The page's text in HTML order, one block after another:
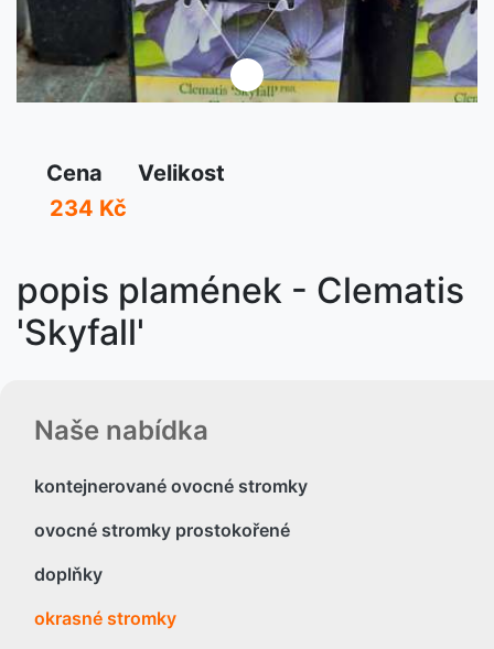
Naše nabídka
kontejnerované ovocné stromky
ovocné stromky prostokořené
doplňky
okrasné stromky
Cena
Velikost
234 Kč
popis plamének - Clematis
'Skyfall'